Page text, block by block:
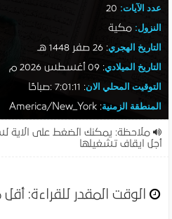
عدد الآيات:
النزول: مكية
التاريخ الهجري: 26 صفر 1448 هـ
التاريخ الميلادي: 09 أغسطس 2026 م
التوقيت المحلي الان: 7:01:12 :صباحًا
المنطقة الزمنية: America/New_York
ملاحظة: يمكنك الضغط على الاية
أجل ايقاف تشغيلها
الوقت المقدر للقراءة: